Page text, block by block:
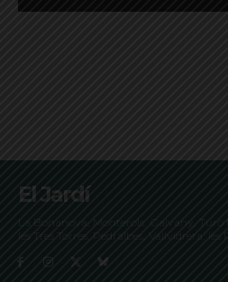
El Jardí
La Bonanova, Monterols, Galvany, Turó
les Tres Torres, Pedralbes, Vallvidrera, les